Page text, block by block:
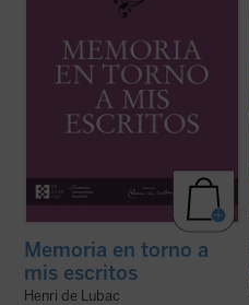
hasta el final de su período militar ...
Memoria en torno a
mis escritos
Henri de Lubac